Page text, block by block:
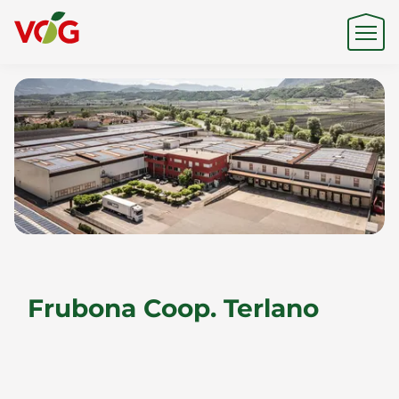
Origen
Experiencia
Frubona Coop. Terlano